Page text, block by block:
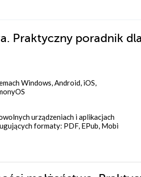
Praktyczny poradnik dla
Windows, Android, iOS,
urządzeniach i aplikacjach
formaty: PDF, EPub, Mobi